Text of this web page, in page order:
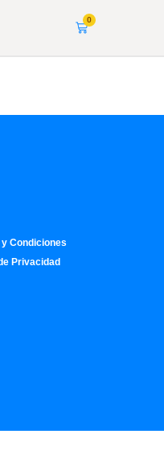
0
Condiciones
Privacidad